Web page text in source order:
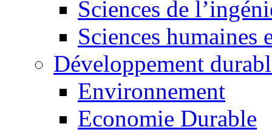
Sciences de
Sciences humaines
Développement
Environnement
Economie Durable